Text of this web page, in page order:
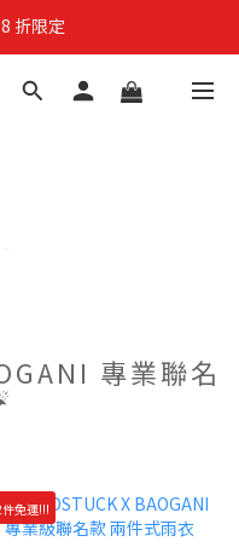
折限定
件 $888
概率不是你在撐☂️】
專業聯名
免運!!!